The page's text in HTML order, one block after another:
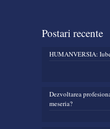
Postari recente
HUMANVERSIA:
Dezvoltarea
meseria?